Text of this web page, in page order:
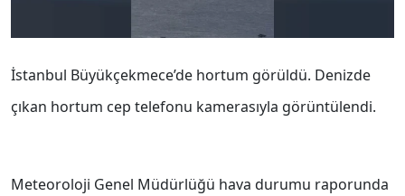
İstanbul Büyükçekmece’de hortum görüldü. Denizde
çıkan hortum cep telefonu kamerasıyla görüntülendi.
Meteoroloji Genel Müdürlüğü hava durumu raporunda